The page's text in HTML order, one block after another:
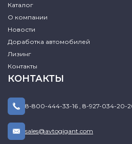
Каталог
О компании
Новости
Доработка автомобилей
Лизинг
Контакты
КОНТАКТЫ
8-800-444-33-16 8-927-034-20-
sales@avtogigant.com